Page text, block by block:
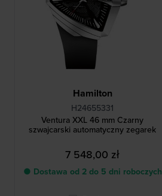
Hamilton
H24655331
Ventura XXL 46 mm Czarny
szwajcarski automatyczny zegarek
7 548,00 zł
● Dostawa od 2 do 5 dni roboczych